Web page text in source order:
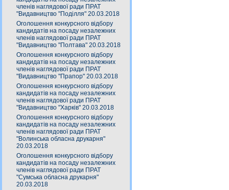
членів наглядової ради ПРАТ
"Видавництво "Поділля" 20.03.2018
Оголошення конкурсного відбору
кандидатів на посаду незалежних
членів наглядової ради ПРАТ
"Видавництво "Полтава" 20.03.2018
Оголошення конкурсного відбору
кандидатів на посаду незалежних
членів наглядової ради ПРАТ
"Видавництво "Прапор" 20.03.2018
Оголошення конкурсного відбору
кандидатів на посаду незалежних
членів наглядової ради ПРАТ
"Видавництво "Харків" 20.03.2018
Оголошення конкурсного відбору
кандидатів на посаду незалежних
членів наглядової ради ПРАТ
"Волинська обласна друкарня"
20.03.2018
Оголошення конкурсного відбору
кандидатів на посаду незалежних
членів наглядової ради ПРАТ
"Сумська обласна друкарня"
20.03.2018